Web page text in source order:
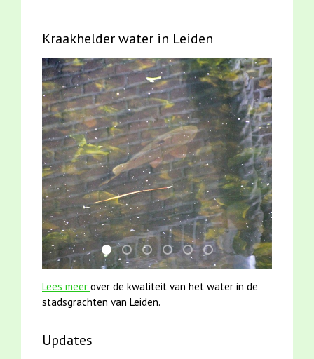
Kraakhelder water in Leiden
karper met kattenklimtouw
mei2021 1 snoekje elly
mei2021 watervogelmethode fuut
smoelenboek fifi en karper
jun2021 zaklv 5 snoekje
jun2021 28 brasem
Lees meer over de kwaliteit van het water in de
stadsgrachten van Leiden.
Updates